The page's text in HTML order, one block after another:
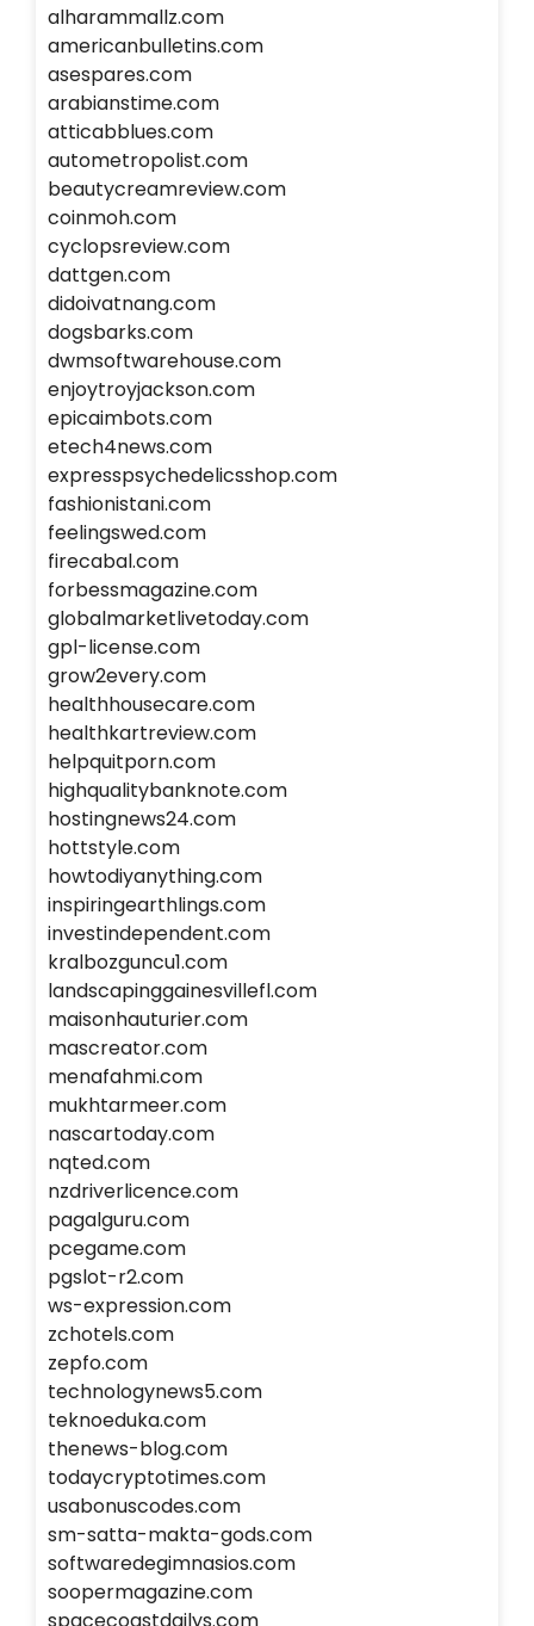
alharammallz.com
americanbulletins.com
asespares.com
arabianstime.com
atticabblues.com
autometropolist.com
beautycreamreview.com
coinmoh.com
cyclopsreview.com
dattgen.com
didoivatnang.com
dogsbarks.com
dwmsoftwarehouse.com
enjoytroyjackson.com
epicaimbots.com
etech4news.com
expresspsychedelicsshop.com
fashionistani.com
feelingswed.com
firecabal.com
forbessmagazine.com
globalmarketlivetoday.com
gpl-license.com
grow2every.com
healthhousecare.com
healthkartreview.com
helpquitporn.com
highqualitybanknote.com
hostingnews24.com
hottstyle.com
howtodiyanything.com
inspiringearthlings.com
investindependent.com
kralbozguncu1.com
landscapinggainesvillefl.com
maisonhauturier.com
mascreator.com
menafahmi.com
mukhtarmeer.com
nascartoday.com
nqted.com
nzdriverlicence.com
pagalguru.com
pcegame.com
pgslot-r2.com
ws-expression.com
zchotels.com
zepfo.com
technologynews5.com
teknoeduka.com
thenews-blog.com
todaycryptotimes.com
usabonuscodes.com
sm-satta-makta-gods.com
softwaredegimnasios.com
soopermagazine.com